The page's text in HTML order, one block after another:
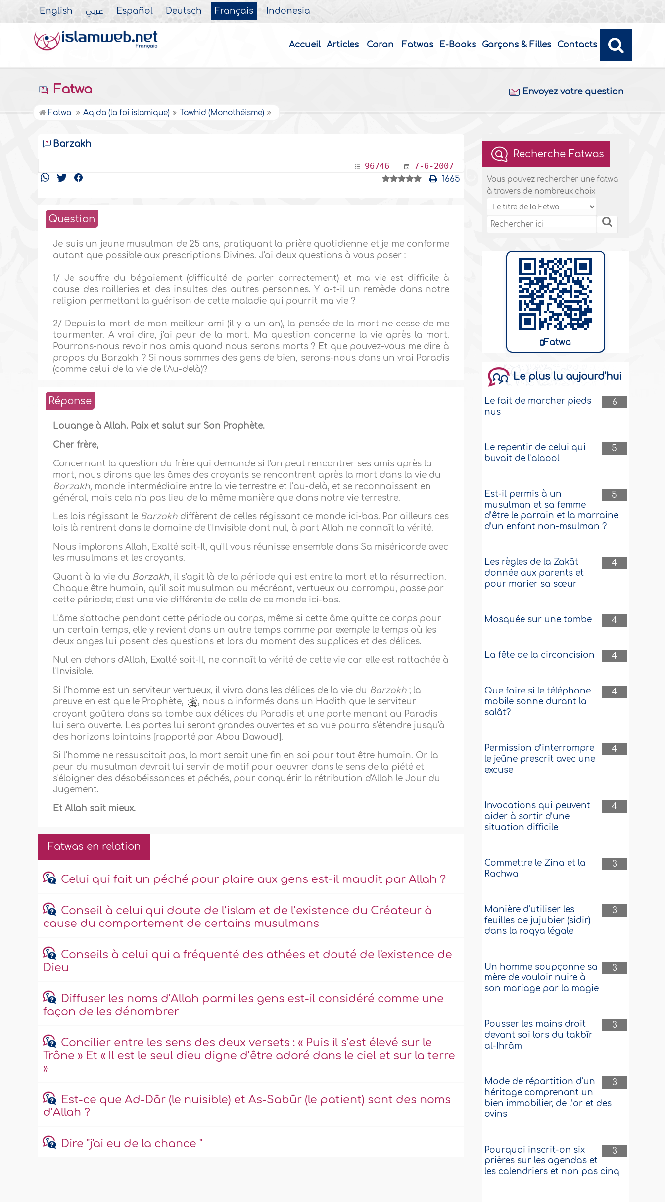
English عربي Español Deutsch Français Indonesia
Accueil Articles Coran Fatwas E-Books Garçons & Filles Contacts
Fatwa Envoyez votre question
Fatwa Aqida (la foi islamique) Tawhid (Monothéisme)
Barzakh
96746 7-6-2007
1665
Question
Je suis un jeune musulman de 25 ans, pratiquant la prière quotidienne et je me conforme
autant que possible aux prescriptions Divines. J'ai deux questions à vous poser :
1/ Je souffre du bégaiement (difficulté de parler correctement) et ma vie est difficile à
cause des railleries et des insultes des autres personnes. Y a-t-il un remède dans notre
religion permettant la guérison de cette maladie qui pourrit ma vie ?
2/ Depuis la mort de mon meilleur ami (il y a un an), la pensée de la mort ne cesse de me
tourmenter. A vrai dire, j'ai peur de la mort. Ma question concerne la vie après la mort.
Pourrons-nous revoir nos amis quand nous serons morts ? Et que pouvez-vous me dire à
propos du Barzakh ? Si nous sommes des gens de bien, serons-nous dans un vrai Paradis
(comme celui de la vie de l'Au-delà)?
Réponse
Louange à Allah. Paix et salut sur Son Prophète.
Cher frère,
Concernant la question du frère qui demande si l'on peut rencontrer ses amis après la
mort, nous dirons que les âmes des croyants se rencontrent après la mort dans la vie du
Barzakh, monde intermédiaire entre la vie terrestre et l’au-delà, et se reconnaissent en
général, mais cela n'a pas lieu de la même manière que dans notre vie terrestre.
Les lois régissant le Barzakh diffèrent de celles régissant ce monde ici-bas. Par ailleurs ces
lois là rentrent dans le domaine de l'Invisible dont nul, à part Allah ne connaît la vérité.
Nous implorons Allah, Exalté soit-Il, qu'Il vous réunisse ensemble dans Sa miséricorde avec
les musulmans et les croyants.
Quant à la vie du Barzakh, il s'agit là de la période qui est entre la mort et la résurrection.
Chaque être humain, qu'il soit musulman ou mécréant, vertueux ou corrompu, passe par
cette période; c'est une vie différente de celle de ce monde ici-bas.
L'âme s'attache pendant cette période au corps, même si cette âme quitte ce corps pour
un certain temps, elle y revient dans un autre temps comme par exemple le temps où les
deux anges lui posent des questions et lors du moment des supplices et des délices.
Nul en dehors d'Allah, Exalté soit-Il, ne connaît la vérité de cette vie car elle est rattachée à
l'Invisible.
Si l'homme est un serviteur vertueux, il vivra dans les délices de la vie du Barzakh ; la
preuve en est que le Prophète,
, nous a informés dans un Hadith que le serviteur
croyant goûtera dans sa tombe aux délices du Paradis et une porte menant au Paradis
lui sera ouverte. Les portes lui seront grandes ouvertes et sa vue pourra s'étendre jusqu'à
des horizons lointains [rapporté par Abou Dawoud].
Si l'homme ne ressuscitait pas, la mort serait une fin en soi pour tout être humain. Or, la
peur du musulman devrait lui servir de motif pour oeuvrer dans le sens de la piété et
s'éloigner des désobéissances et péchés, pour conquérir la rétribution d'Allah le Jour du
Jugement.
Et Allah sait mieux.
Fatwas en relation
Celui qui fait un péché pour plaire aux gens est-il maudit par Allah ?
Conseil à celui qui doute de l’islam et de l’existence du Créateur à
cause du comportement de certains musulmans
Conseils à celui qui a fréquenté des athées et douté de l'existence de
Dieu
Diffuser les noms d’Allah parmi les gens est-il considéré comme une
façon de les dénombrer
Concilier entre les sens des deux versets : « Puis il s’est élevé sur le
Trône » Et « Il est le seul dieu digne d’être adoré dans le ciel et sur la terre
»
Est-ce que Ad-Dâr (le nuisible) et As-Sabûr (le patient) sont des noms
d’Allah ?
Dire "j'ai eu de la chance "
Recherche Fatwas
Vous pouvez rechercher une fatwa
à travers de nombreux choix
Fatwa
Le plus lu aujourd’hui
6
Le fait de marcher pieds
nus
5
Le repentir de celui qui
buvait de l'alaool
5
Est-il permis à un
musulman et sa femme
d’être le parrain et la marraine
d’un enfant non-msulman ?
4
Les règles de la Zakât
donnée aux parents et
pour marier sa sœur
4
Mosquée sur une tombe
4
La fête de la circoncision
4
Que faire si le téléphone
mobile sonne durant la
salât?
4
Permission d’interrompre
le jeûne prescrit avec une
excuse
4
Invocations qui peuvent
aider à sortir d’une
situation difficile
3
Commettre le Zina et la
Rachwa
3
Manière d’utiliser les
feuilles de jujubier (sidir)
dans la roqya légale
3
Un homme soupçonne sa
mère de vouloir nuire à
son mariage par la magie
3
Pousser les mains droit
devant soi lors du takbîr
al-Ihrâm
3
Mode de répartition d’un
héritage comprenant un
bien immobilier, de l’or et des
ovins
3
Pourquoi inscrit-on six
prières sur les agendas et
les calendriers et non pas cinq